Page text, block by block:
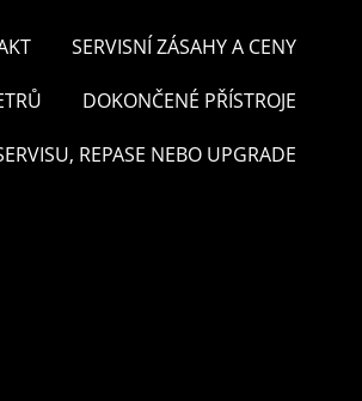
SERVISNÍ ZÁSAHY A CENY
DOKONČENÉ PŘÍSTROJE
REPASE NEBO UPGRADE